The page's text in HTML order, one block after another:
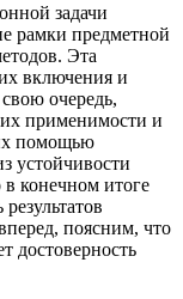
задачи
рамки предметной
Эта
включения и
очередь,
применимости и
помощью
устойчивости
конечном итоге
поясним, что
достоверность